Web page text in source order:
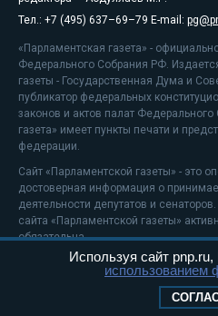
Тел.: +7 (495) 637–69–79 E-mail:
«Парламентская газета» -
Федерального Собрания РФ.
газеты - Государственная Дума и
публикатор федеральных
законов и актов палат
газета» имеет пункты печати и
федерации.
Сайт «Парламентской газеты» - это
достоверная информация о
деятельности депутатов и
сайта «Парламентской газеты»
обязательна.
На информационном ресурсе
Положение о защите персональных
Используя сайт
использованием